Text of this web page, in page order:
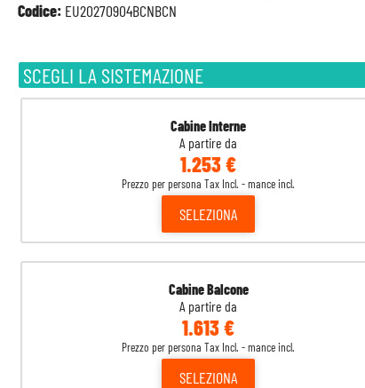
Codice: EU20270904BCNBCN
SCEGLI LA SISTEMAZIONE
Cabine Interne
A partire da
1.253 €
Prezzo per persona Tax Incl. - mance incl.
SELEZIONA
Cabine Balcone
A partire da
1.613 €
Prezzo per persona Tax Incl. - mance incl.
SELEZIONA